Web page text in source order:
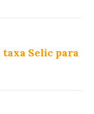
taxa Selic para